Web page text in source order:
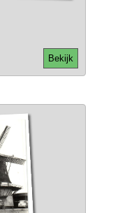
Bekijk